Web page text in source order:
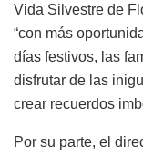
Vida Silvestre de
“con más
días festivos, las
disfrutar de las
crear recuerdos
Por su parte, el